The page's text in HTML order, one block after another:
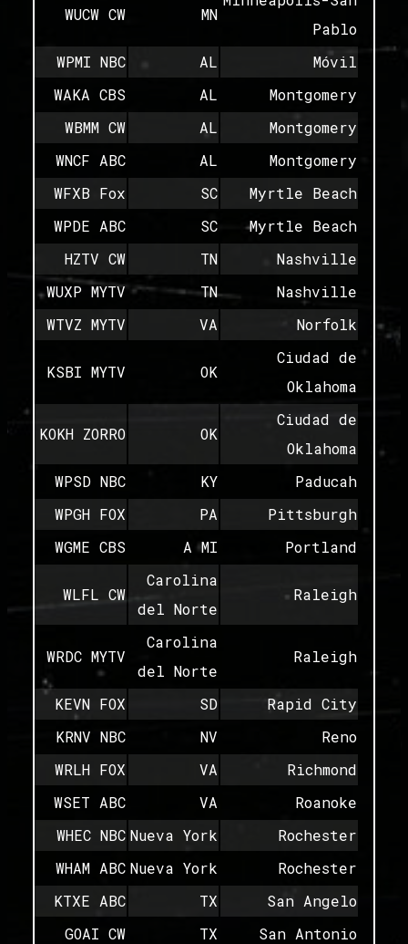
Pablo
MN
WUCW CW
Móvil
AL
WPMI NBC
Montgomery
AL
WAKA CBS
Montgomery
AL
WBMM CW
Montgomery
AL
WNCF ABC
Myrtle Beach
SC
WFXB Fox
Myrtle Beach
SC
WPDE ABC
Nashville
TN
HZTV CW
Nashville
TN
WUXP MYTV
Norfolk
VA
WTVZ MYTV
Ciudad de
Oklahoma
OK
KSBI MYTV
Ciudad de
Oklahoma
OK
KOKH ZORRO
Paducah
KY
WPSD NBC
Pittsburgh
PA
WPGH FOX
Portland
A MI
WGME CBS
Raleigh
Carolina
del Norte
WLFL CW
Raleigh
Carolina
del Norte
WRDC MYTV
Rapid City
SD
KEVN FOX
Reno
NV
KRNV NBC
Richmond
VA
WRLH FOX
Roanoke
VA
WSET ABC
Rochester
Nueva York
WHEC NBC
Rochester
Nueva York
WHAM ABC
San Angelo
TX
KTXE ABC
San Antonio
TX
GOAI CW